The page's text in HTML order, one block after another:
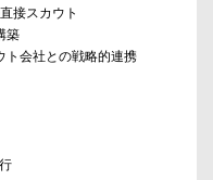
接スカウト
築
ト会社との戦略的連携